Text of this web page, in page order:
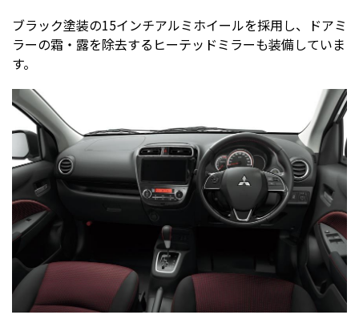
ブラック塗装の15インチアルミホイールを採用し、ドアミ
ラーの霜・露を除去するヒーテッドミラーも装備していま
す。